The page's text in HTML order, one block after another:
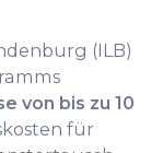
(ILB)
von bis zu 10
für